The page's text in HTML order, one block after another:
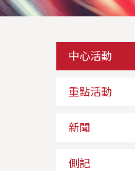
中心活動
重點活動
新聞
側記